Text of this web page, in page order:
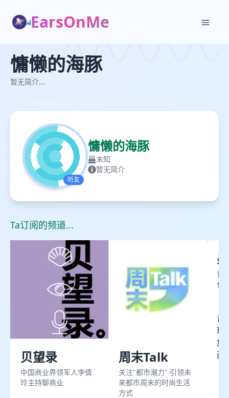
EarsOnMe
慵懒的海豚
慵懒的海豚
暂无简介...
听友
慵懒的海豚
未知
暂无简介
Ta订阅的频道...
贝望录
中国商业界领军人李倩
玲主持聊商业
周末Talk
关注"都市潮力" 引领未
来都市周末的时尚生活
方式
记
化
音
瑛
旅居
西